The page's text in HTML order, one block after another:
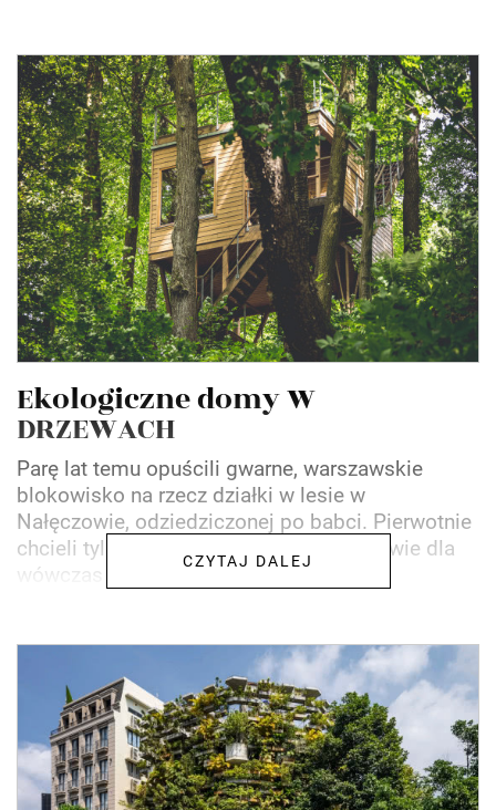
Ekologiczne domy W
DRZEWACH
Parę lat temu opuścili gwarne, warszawskie
blokowisko na rzecz działki w lesie w
Nałęczowie, odziedziczonej po babci. Pierwotnie
chcieli tylko wybudować domek na drzewie dla
wówczas trzymiesięcznego...
CZYTAJ DALEJ